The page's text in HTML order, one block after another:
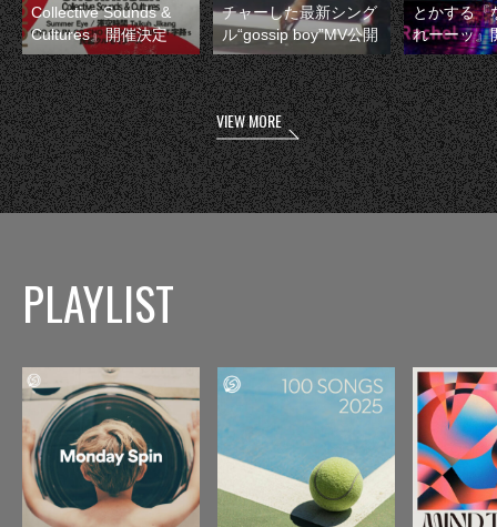
Collective Sounds &
Cultures』開催決定
チャーした最新シング
ル“gossip boy”MV公開
とかする『
れーーッ』
VIEW MORE
PLAYLIST